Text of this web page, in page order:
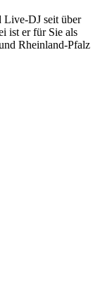
Live-DJ seit über
ist er für Sie als
Rheinland-Pfalz